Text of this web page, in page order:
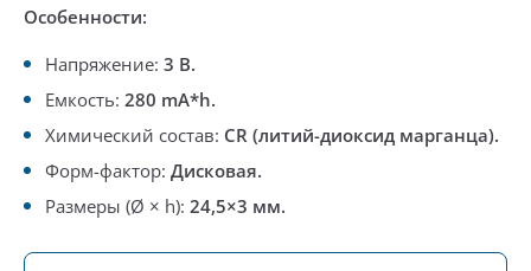
Особенности:
Напряжение: 3 В.
Емкость: 280 mA*h.
Химический состав: CR (литий-диоксид марганца).
Форм-фактор: Дисковая.
Размеры (Ø × h): 24,5×3 мм.